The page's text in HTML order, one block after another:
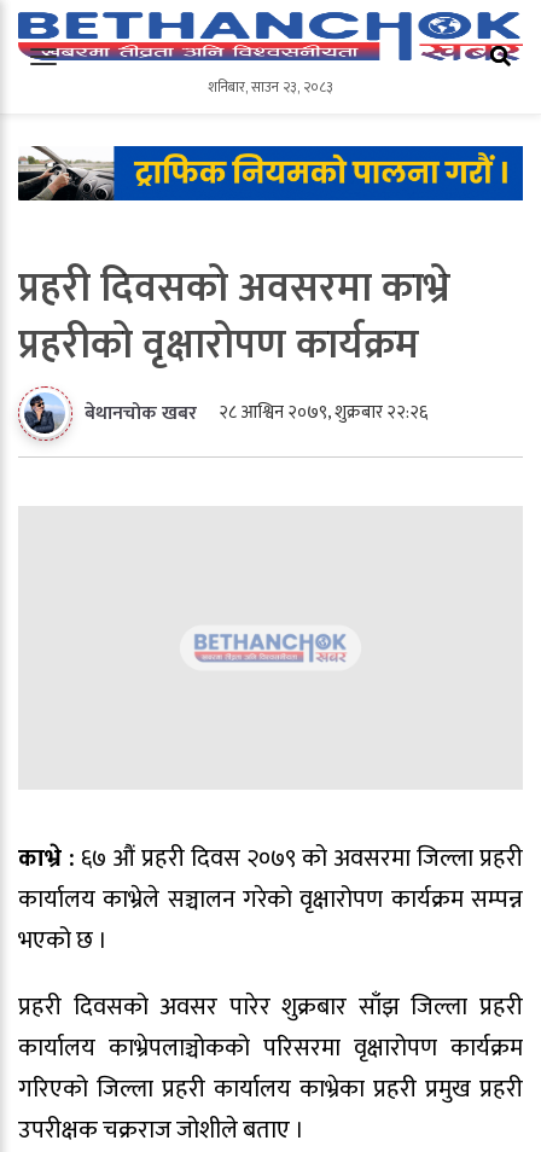
शनिबार,साउन २३,२०८३
शनिबार,साउन २३, २०८३
प्रहरी दिवसको अवसरमा काभ्रे
प्रहरीको वृक्षारोपण कार्यक्रम
बेथानचोक खबर २८ आश्विन २०७९, शुक्रबार २२:२६
काभ्रे : ६७ ‍औं प्रहरी दिवस २०७९ को अवसरमा जिल्ला प्रहरी
कार्यालय काभ्रेले सञ्चालन गरेको वृक्षारोपण कार्यक्रम सम्पन्न
भएको छ ।
प्रहरी दिवसको अवसर पारेर शुक्रबार साँझ जिल्ला प्रहरी
कार्यालय काभ्रेपलाञ्चोकको परिसरमा वृक्षारोपण कार्यक्रम
गरिएको जिल्ला प्रहरी कार्यालय काभ्रेका प्रहरी प्रमुख प्रहरी
उपरीक्षक चक्रराज जोशीले बताए ।